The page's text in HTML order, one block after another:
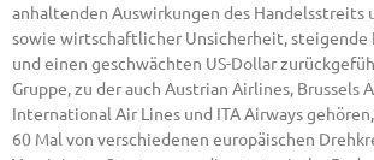
anhaltenden Auswirkungen des Handelsstreits
sowie wirtschaftlicher Unsicherheit, steigende
und einen geschwächten US-Dollar
Gruppe, zu der auch Austrian Airlines, Brussels
International Air Lines und ITA Airways
60 Mal von verschiedenen europäischen